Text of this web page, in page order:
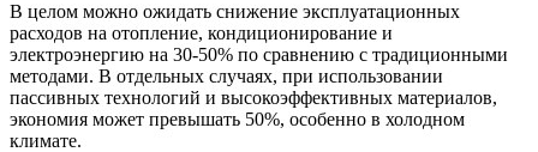
В целом можно ожидать снижение эксплуатационных
расходов на отопление, кондиционирование и
электроэнергию на 30-50% по сравнению с традиционными
методами. В отдельных случаях, при использовании
пассивных технологий и высокоэффективных материалов,
экономия может превышать 50%, особенно в холодном
климате.